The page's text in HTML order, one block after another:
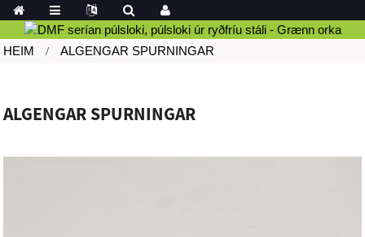
HEIM ALGENGAR SPURNINGAR
ALGENGAR SPURNINGAR